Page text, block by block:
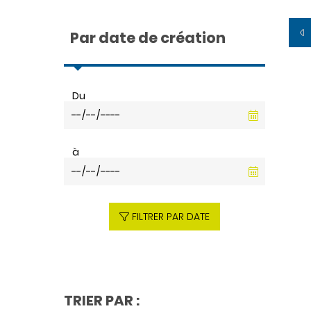
Par date de création
Du
à
FILTRER PAR DATE
TRIER PAR :